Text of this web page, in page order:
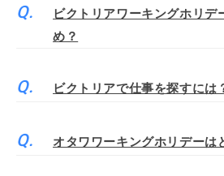
ビクトリアワーキングホリデ
め？
ビクトリアで仕事を探すには
オタワワーキングホリデーは